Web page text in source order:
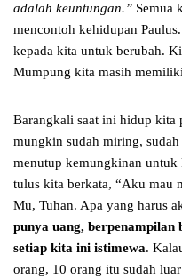
adalah keuntungan.” Semua
mencontoh kehidupan
kepada kita untuk berubah.
Mumpung kita masih
Barangkali saat ini hidup kita
mungkin sudah miring,
menutup kemungkinan
tulus kita berkata, “Aku mau
Mu, Tuhan. Apa yang harus
punya uang,
setiap kita ini istimewa.
orang, 10 orang itu sudah